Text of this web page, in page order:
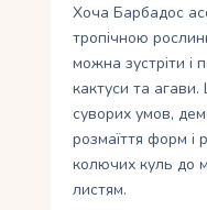
Хоча Барбадос
тропічною
можна зустріти і
кактуси та агави.
суворих умов,
розмаїття форм і
колючих куль до
листям.